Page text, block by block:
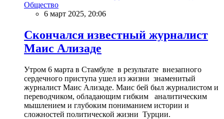
Общество
6 март 2025, 20:06
Скончался известный журналист
Маис Ализаде
Утром 6 марта в Стамбуле в результате внезапного
сердечного приступа ушел из жизни знаменитый
журналист Маис Ализаде. Маис бей был журналистом и
переводчиком, обладающим гибким аналитическим
мышлением и глубоким пониманием истории и
сложностей политической жизни Турции.